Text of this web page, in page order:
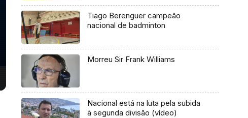
Tiago Berenguer campeão
nacional de badminton
Morreu Sir Frank Williams
Nacional está na luta pela subida
à segunda divisão (vídeo)